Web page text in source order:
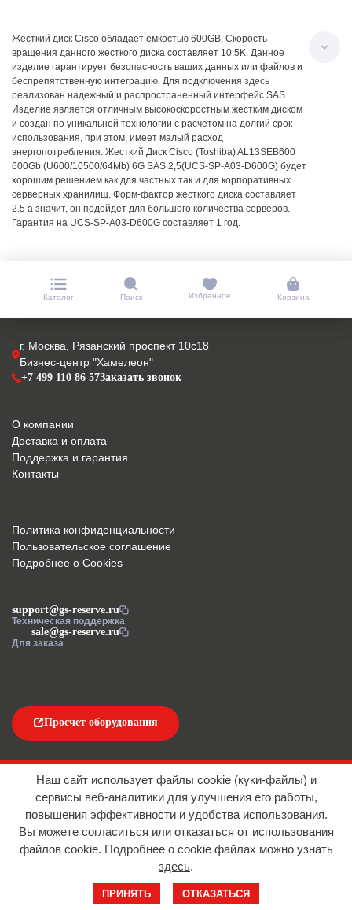
Жесткий диск Cisco обладает емкостью 600GB. Скорость
вращения данного жесткого диска составляет 10.5K. Данное
изделие гарантирует безопасность ваших данных или файлов и
беспрепятственную интеграцию. Для подключения здесь
реализован надежный и распространенный интерфейс SAS.
Изделие является отличным высокоскоростным жестким диском
и создан по уникальной технологии с расчётом на долгий срок
использования, при этом, имеет малый расход
энергопотребления. Жесткий Диск Cisco (Toshiba) AL13SEB600
600Gb (U600/10500/64Mb) 6G SAS 2,5(UCS-SP-A03-D600G) будет
хорошим решением как для частных так и для корпоративных
серверных хранилищ. Форм-фактор жесткого диска составляет
2.5 а значит, он подойдёт для большого количества серверов.
Гарантия на UCS-SP-A03-D600G составляет 1 год.
Каталог Поиск Избранное Корзина
г. Москва, Рязанский проспект 10с18
Бизнес-центр "Хамелеон"
+7 499 110 86 57Заказать звонок
support@gs-reserve.ru
Техническая поддержка
sale@gs-reserve.ru
Для заказа
О компании
Доставка и оплата
Поддержка и гарантия
Контакты
Просчет оборудования
Политика конфиденциальности
Пользовательское соглашение
Подробнее о Cookies
Наш сайт использует файлы cookie (куки-файлы) и
сервисы веб-аналитики для улучшения его работы,
повышения эффективности и удобства использования.
Вы можете согласиться или отказаться от использования
файлов сookie. Подробнее о cookie файлах можно узнать
здесь.
ПРИНЯТЬ ОТКАЗАТЬСЯ